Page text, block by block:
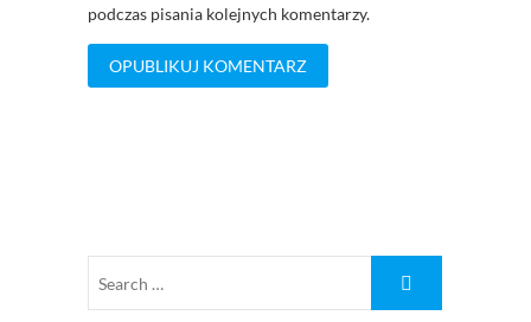
podczas pisania kolejnych komentarzy.